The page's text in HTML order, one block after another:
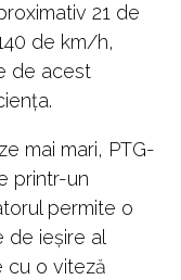
21 de
de km/h,
de acest
mai mari, PTG-
printr-un
permite o
ieșire al
cu o viteză